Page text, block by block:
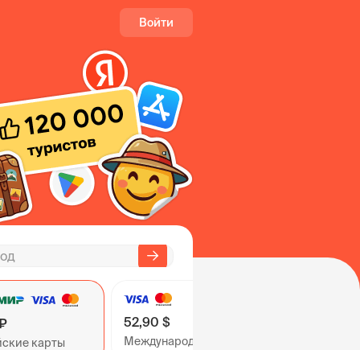
Войти
карты
52,90 $
Международные карты